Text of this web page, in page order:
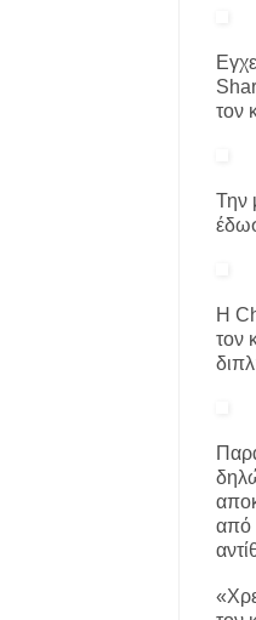
τον
Την
Η
τον
από